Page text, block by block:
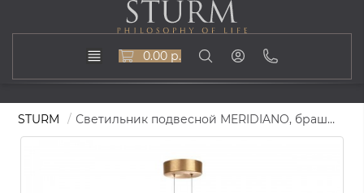
0.00 р.
STURM Светильник подвесной MERIDIANO, брашированное золото, STL-MER071204